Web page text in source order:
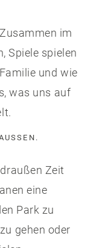
im
Spiele spielen
und wie
was uns auf
Zeit
eine
Park zu
gehen oder